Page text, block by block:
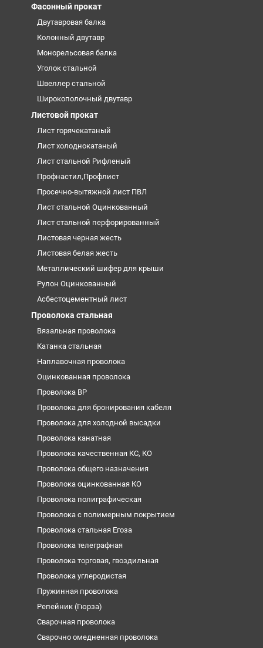
Фасонный прокат
Двутавровая балка
Колонный двутавр
Монорельсовая балка
Уголок стальной
Швеллер стальной
Широкополочный двутавр
Листовой прокат
Лист горячекатаный
Лист холоднокатаный
Лист стальной Рифленый
Профнастил,Профлист
Просечно-вытяжной лист ПВЛ
Лист стальной Оцинкованный
Лист стальной перфорированный
Листовая черная жесть
Листовая белая жесть
Металлический шифер для крыши
Рулон Оцинкованный
Асбестоцементный лист
Проволока стальная
Вязальная проволока
Катанка стальная
Наплавочная проволока
Оцинкованная проволока
Проволока ВР
Проволока для бронирования кабеля
Проволока для холодной высадки
Проволока канатная
Проволока качественная КС, КО
Проволока общего назначения
Проволока оцинкованная КО
Проволока полиграфическая
Проволока с полимерным покрытием
Проволока стальная Егоза
Проволока телеграфная
Проволока торговая, гвоздильная
Проволока углеродистая
Пружинная проволока
Репейник (Гюрза)
Сварочная проволока
Сварочно омедненная проволока